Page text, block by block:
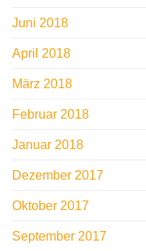
Juni 2018
April 2018
März 2018
Februar 2018
Januar 2018
Dezember 2017
Oktober 2017
September 2017